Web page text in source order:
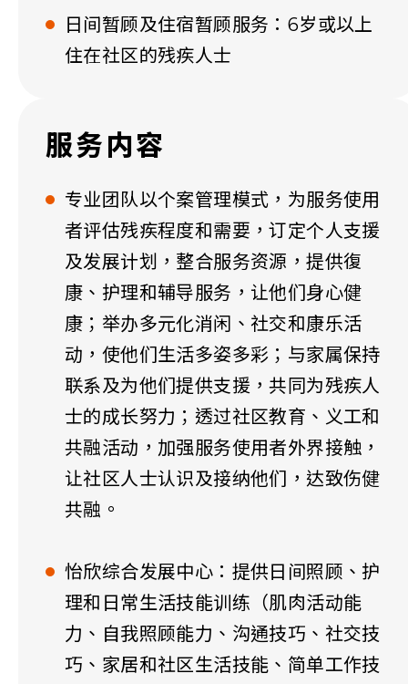
日间暂顾及住宿暂顾服务：6岁或以上
住在社区的残疾人士
服务内容
专业团队以个案管理模式，为服务使用
者评估残疾程度和需要，订定个人支援
及发展计划，整合服务资源，提供復
康、护理和辅导服务，让他们身心健
康；举办多元化消闲、社交和康乐活
动，使他们生活多姿多彩；与家属保持
联系及为他们提供支援，共同为残疾人
士的成长努力；透过社区教育、义工和
共融活动，加强服务使用者外界接触，
让社区人士认识及接纳他们，达致伤健
共融。
怡欣综合发展中心：提供日间照顾、护
理和日常生活技能训练（肌肉活动能
力、自我照顾能力、沟通技巧、社交技
巧、家居和社区生活技能、简单工作技